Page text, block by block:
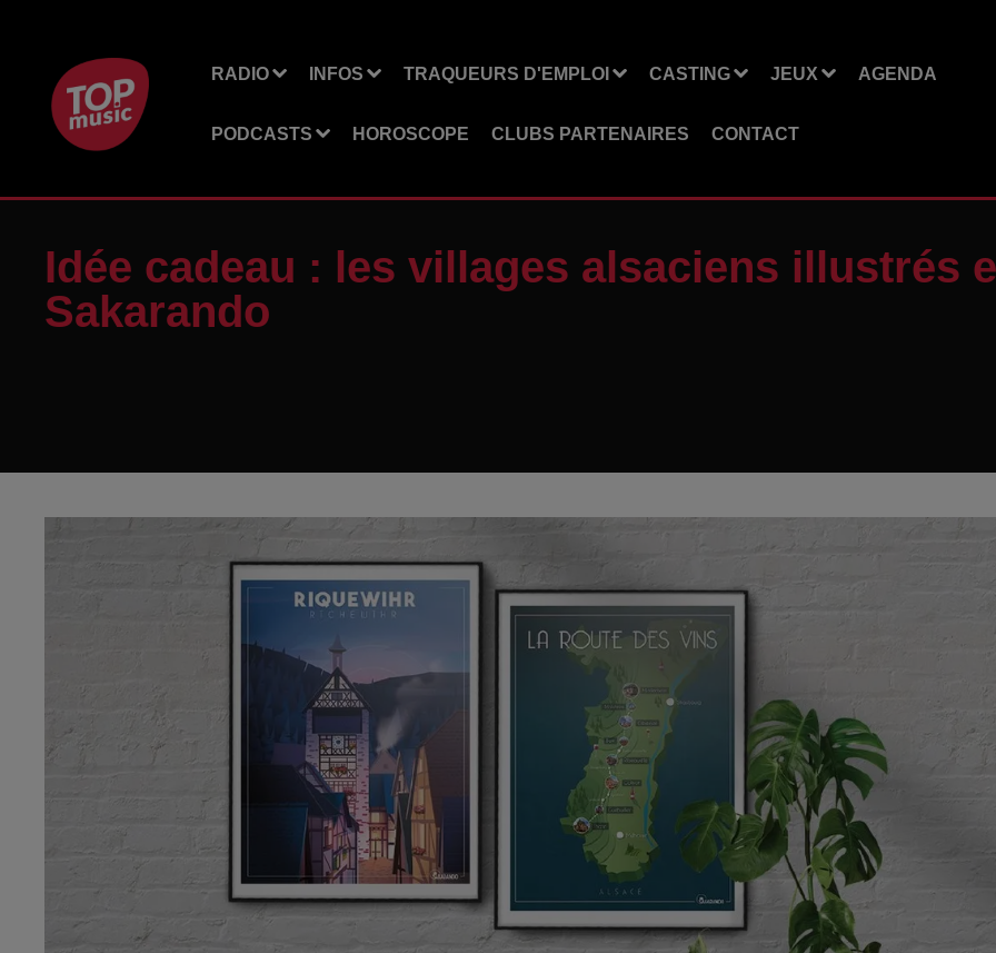
RADIO INFOS TRAQUEURS D'EMPLOI CASTING JEUX AGENDA
PODCASTS HOROSCOPE CLUBS PARTENAIRES CONTACT
Idée cadeau : les villages alsaciens illustrés
Sakarando